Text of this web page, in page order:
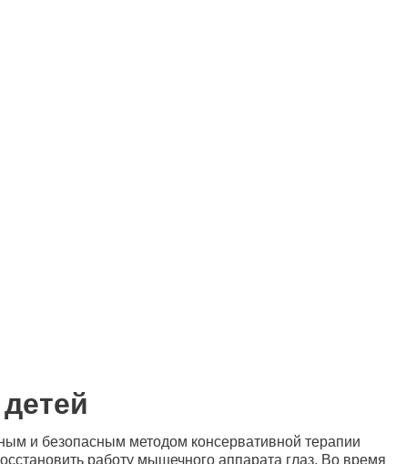
и безопасным методом консервативной терапии
работу мышечного аппарата глаз. Во время